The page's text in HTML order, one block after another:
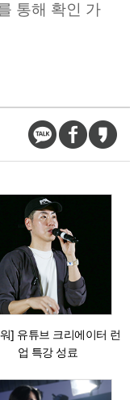
통해 확인 가
] 유튜브 크리에이터 런
업 특강 성료